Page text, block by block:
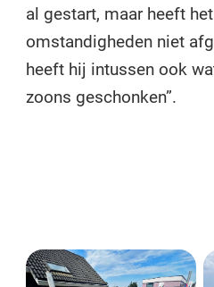
al gestart, maar heeft
omstandigheden niet
heeft hij intussen ook
zoons geschonken”.